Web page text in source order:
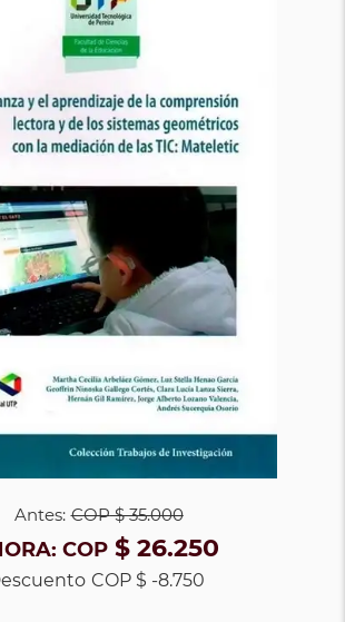
Antes: COP$ 35.000
COP $ 26.250
COP $ -8.750